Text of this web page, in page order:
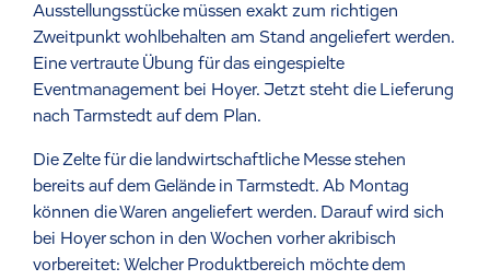
Ausstellungsstücke müssen exakt zum richtigen
Zweitpunkt wohlbehalten am Stand angeliefert werden.
Eine vertraute Übung für das eingespielte
Eventmanagement bei Hoyer. Jetzt steht die Lieferung
nach Tarmstedt auf dem Plan.
Die Zelte für die landwirtschaftliche Messe stehen
bereits auf dem Gelände in Tarmstedt. Ab Montag
können die Waren angeliefert werden. Darauf wird sich
bei Hoyer schon in den Wochen vorher akribisch
vorbereitet: Welcher Produktbereich möchte dem